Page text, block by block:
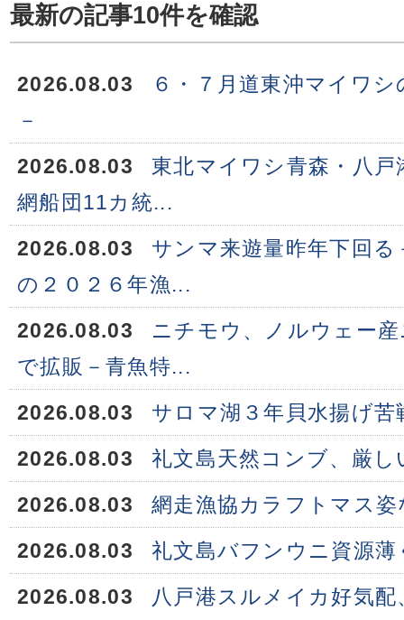
最新の記事10件を確認
2026.08.03
６・７月道東沖マイワ
－
2026.08.03
東北マイワシ青森・八
網船団11カ統...
2026.08.03
サンマ来遊量昨年下回
の２０２６年漁...
2026.08.03
ニチモウ、ノルウェー
で拡販－青魚特...
2026.08.03
サロマ湖３年貝水揚げ苦
2026.08.03
礼文島天然コンブ、厳し
2026.08.03
網走漁協カラフトマス
2026.08.03
礼文島バフンウニ資源薄
2026.08.03
八戸港スルメイカ好気